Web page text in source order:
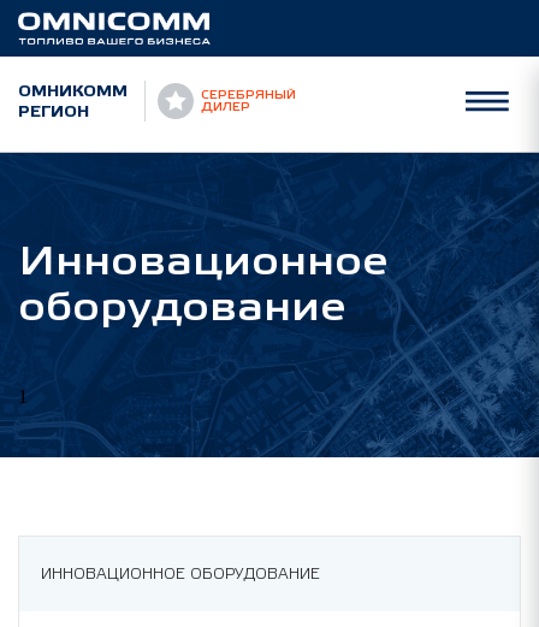
ОМНИКОММ
РЕГИОН
СЕРЕБРЯНЫЙ
ДИЛЕР
Инновационное
оборудование
1
ИННОВАЦИОННОЕ ОБОРУДОВАНИЕ